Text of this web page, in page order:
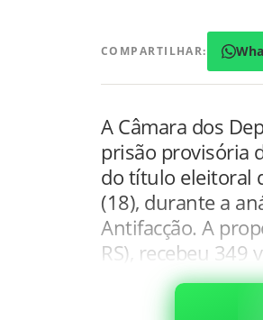
COMPARTILHAR:
A Câmara dos
prisão provisória
do título eleitoral
(18), durante a
Antifacção. A
RS), recebeu 349